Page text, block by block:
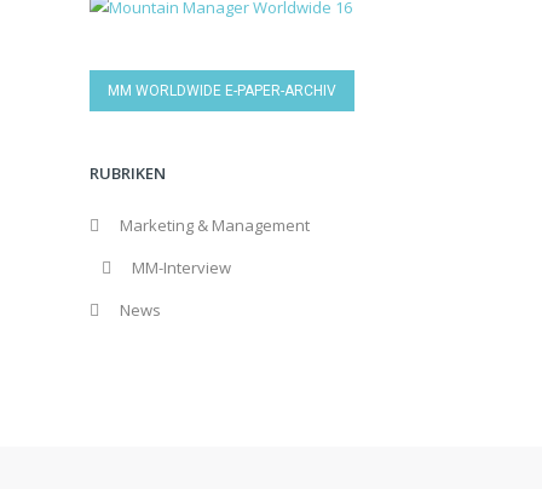
MM WORLDWIDE E-PAPER-ARCHIV
RUBRIKEN
Marketing & Management
MM-Interview
News